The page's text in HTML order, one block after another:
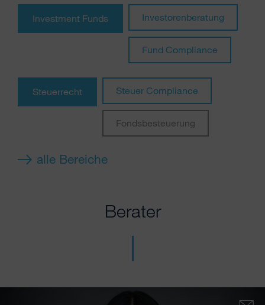
Investment Funds Investorenberatung
Fund Compliance
Steuerrecht Steuer Compliance
Fondsbesteuerung
alle Bereiche
Berater